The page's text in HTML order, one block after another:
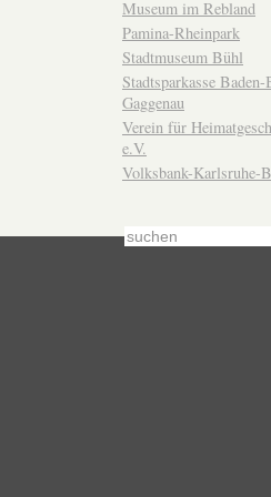
Museum im Rebland
Pamina-Rheinpark
Stadtmuseum Bühl
Stadtsparkasse Baden-
Gaggenau
Verein für
e.V.
Volksbank-Karlsruhe-